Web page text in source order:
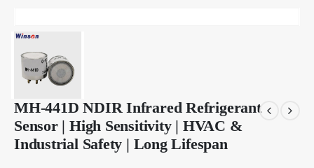
MH-441D NDIR Infrared Refrigerant
Sensor | High Sensitivity | HVAC &
Industrial Safety | Long Lifespan